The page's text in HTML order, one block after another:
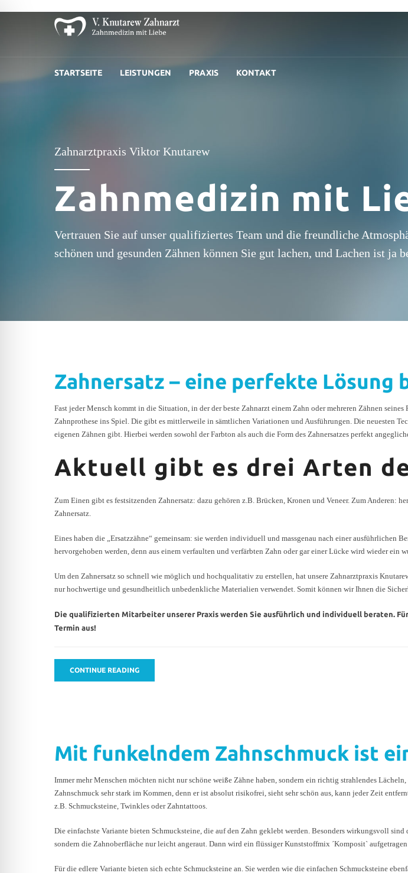
STARTSEITE LEISTUNGEN PRAXIS KONTAKT
Zahnarztpraxis Viktor Knutarew
Zahnmedizin mit
Vertrauen Sie auf unser qualifiziertes Team und die freundliche
schönen und gesunden Zähnen können Sie gut lachen, und Lachen ist ja
Zahnersatz – eine perfekte Lösung
Fast jeder Mensch kommt in die Situation, in der der beste Zahnarzt einem Zahn oder mehreren Zähnen
Zahnprothese ins Spiel. Die gibt es mittlerweile in sämtlichen Variationen und Ausführungen. Die neuesten
eigenen Zähnen gibt. Hierbei werden sowohl der Farbton als auch die Form des Zahnersatzes perfekt
Aktuell gibt es drei Arten
Zum Einen gibt es festsitzenden Zahnersatz: dazu gehören z.B. Brücken, Kronen und Veneer. Zum Anderen:
Zahnersatz.
Eines haben die „Ersatzzähne“ gemeinsam: sie werden individuell und massgenau nach einer ausführlichen
hervorgehoben werden, denn aus einem verfaulten und verfärbten Zahn oder gar einer Lücke wird wieder ein
Um den Zahnersatz so schnell wie möglich und hochqualitativ zu erstellen, hat unsere Zahnarztpraxis
nur hochwertige und gesundheitlich unbedenkliche Materialien verwendet. Somit können wir Ihnen die
Die qualifizierten Mitarbeiter unserer Praxis werden Sie ausführlich und individuell beraten.
Termin aus!
CONTINUE READING
Mit funkelndem Zahnschmuck ist
Immer mehr Menschen möchten nicht nur schöne weiße Zähne haben, sondern ein richtig strahlendes
Zahnschmuck sehr stark im Kommen, denn er ist absolut risikofrei, sieht sehr schön aus, kann jeder Zeit
z.B. Schmucksteine, Twinkles oder Zahntattoos.
Die einfachste Variante bieten Schmucksteine, die auf den Zahn geklebt werden. Besonders wirkungsvoll
sondern die Zahnoberfläche nur leicht angeraut. Dann wird ein flüssiger Kunststoffmix ´Komposit`
Für die edlere Variante bieten sich echte Schmucksteine an. Sie werden wie die einfachen Schmucksteine